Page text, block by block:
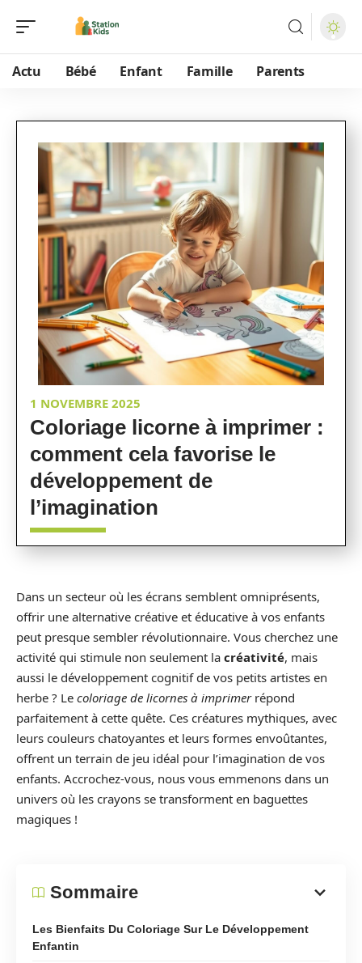
Actu Bébé Enfant Famille Parents
1 NOVEMBRE 2025
Coloriage licorne à imprimer :
comment cela favorise le
développement de
l’imagination
Dans un secteur où les écrans semblent omniprésents,
offrir une alternative créative et éducative à vos enfants
peut presque sembler révolutionnaire. Vous cherchez une
activité qui stimule non seulement la créativité, mais
aussi le développement cognitif de vos petits artistes en
herbe ? Le coloriage de licornes à imprimerrépond
parfaitement à cette quête. Ces créatures mythiques, avec
leurs couleurs chatoyantes et leurs formes envoûtantes,
offrent un terrain de jeu idéal pour l’imagination de vos
enfants. Accrochez-vous, nous vous emmenons dans un
univers où les crayons se transforment en baguettes
magiques !
Sommaire
Les Bienfaits Du Coloriage Sur Le Développement
Enfantin